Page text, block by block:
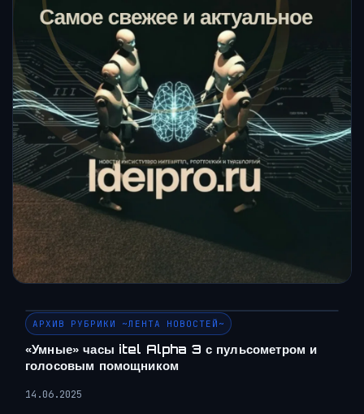
АРХИВ РУБРИКИ ~ЛЕНТА НОВОСТЕЙ~
«Умные» часы itel Alpha 3 с пульсометром и
голосовым помощником
14.06.2025